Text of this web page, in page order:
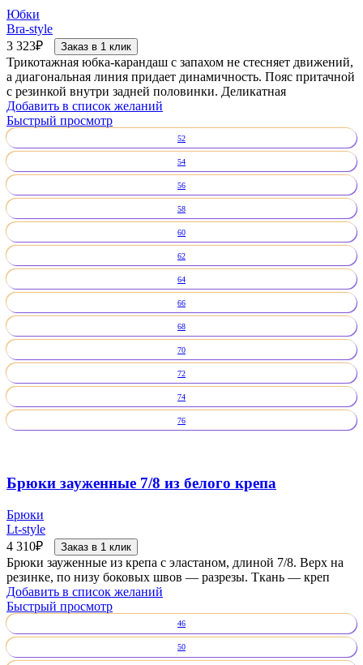
Юбки
Bra-style
3 323₽ Заказ в 1 клик
Трикотажная юбка-карандаш с запахом не стесняет движений,
а диагональная линия придает динамичность. Пояс притачной
с резинкой внутри задней половинки. Деликатная
Добавить в список желаний
Быстрый просмотр
52
54
56
58
60
62
64
66
68
70
72
74
76
Брюки зауженные 7/8 из белого крепа
Брюки
Lt-style
4 310₽ Заказ в 1 клик
Брюки зауженные из крепа с эластаном, длиной 7/8. Верх на
резинке, по низу боковых швов — разрезы. Ткань — креп
Добавить в список желаний
Быстрый просмотр
46
50